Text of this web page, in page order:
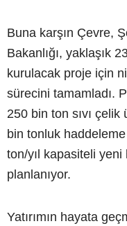
Buna karşın Çevre,
Bakanlığı, yaklaşık
kurulacak proje için
sürecini tamamladı.
250 bin ton sıvı çelik
bin tonluk
ton/yıl kapasiteli yeni
planlanıyor.
Yatırımın hayata